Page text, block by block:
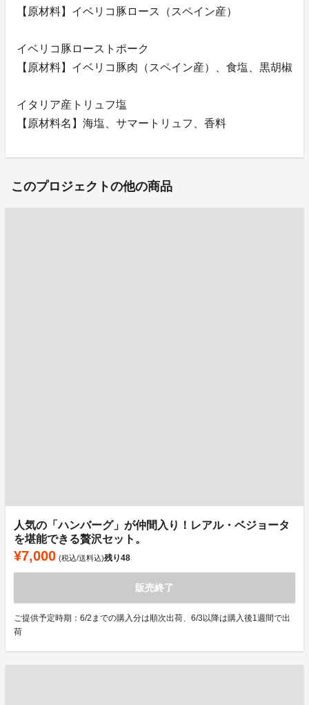
【原材料】イベリコ豚ロース（スペイン産）
イベリコ豚ローストポーク
【原材料】イベリコ豚肉（スペイン産）、食塩、黒胡椒
イタリア産トリュフ塩
【原材料名】海塩、サマートリュフ、香料
このプロジェクトの他の商品
人気の「ハンバーグ」が仲間入り！レアル・ベジョータ
を堪能できる贅沢セット。
¥7,000 (税込/送料込)残り48
販売終了
ご提供予定時期：6/2までの購入分は順次出荷、6/3以降は購入後1週間で出
荷